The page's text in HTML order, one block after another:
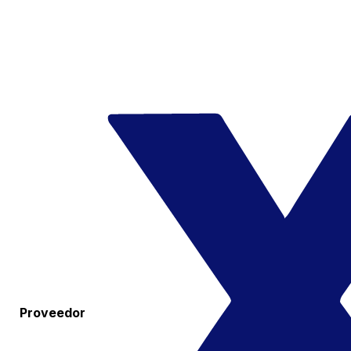
Proveedor